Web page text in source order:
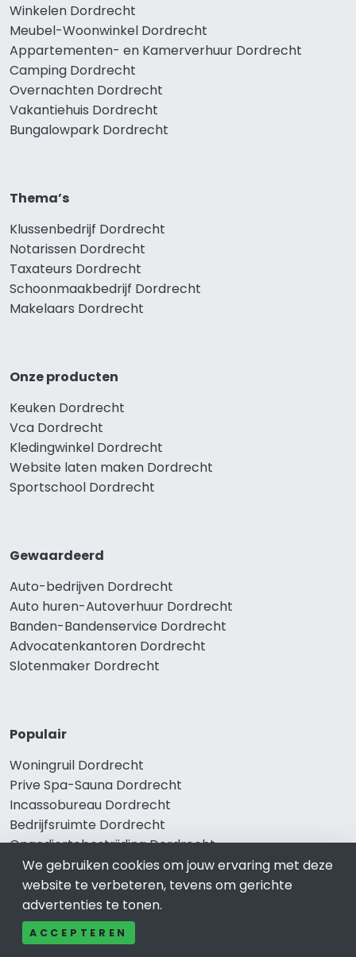
Winkelen Dordrecht
Meubel-Woonwinkel Dordrecht
Appartementen- en Kamerverhuur Dordrecht
Camping Dordrecht
Overnachten Dordrecht
Vakantiehuis Dordrecht
Bungalowpark Dordrecht
Thema’s
Klussenbedrijf Dordrecht
Notarissen Dordrecht
Taxateurs Dordrecht
Schoonmaakbedrijf Dordrecht
Makelaars Dordrecht
Onze producten
Keuken Dordrecht
Vca Dordrecht
Kledingwinkel Dordrecht
Website laten maken Dordrecht
Sportschool Dordrecht
Gewaardeerd
Auto-bedrijven Dordrecht
Auto huren-Autoverhuur Dordrecht
Banden-Bandenservice Dordrecht
Advocatenkantoren Dordrecht
Slotenmaker Dordrecht
Populair
Woningruil Dordrecht
Prive Spa-Sauna Dordrecht
Incassobureau Dordrecht
Bedrijfsruimte Dordrecht
Ongediertebestrijding Dordrecht
We gebruiken cookies om jouw ervaring met deze
website te verbeteren, tevens om gerichte
advertenties te tonen.
ACCEPTEREN